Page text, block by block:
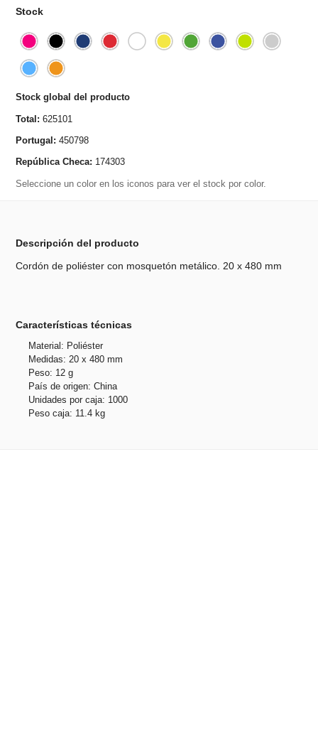
Stock
Stock global del producto
Total: 625101
Portugal: 450798
República Checa: 174303
Seleccione un color en los iconos para ver el stock por color.
Descripción del producto
Cordón de poliéster con mosquetón metálico. 20 x 480 mm
Características técnicas
Material: Poliéster
Medidas: 20 x 480 mm
Peso: 12 g
País de origen: China
Unidades por caja: 1000
Peso caja: 11.4 kg